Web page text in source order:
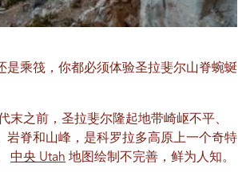
是乘筏，你都必须体验圣拉斐尔山脊蜿蜒
末之前，圣拉斐尔隆起地带崎岖不平、
岩脊和山峰，是科罗拉多高原上一个奇特
中央 Utah 地图绘制不完善，鲜为人知。